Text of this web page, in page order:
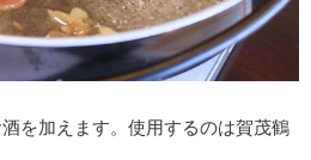
を加えます。使用するのは賀茂鶴